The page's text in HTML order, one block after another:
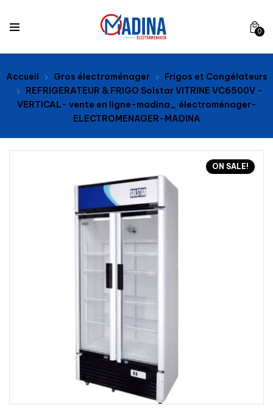
0
Accueil Gros électroménager
Frigos et Congélateurs
REFRIGERATEUR & FRIGO Solstar VITRINE VC6500V -
VERTICAL- vente en ligne-madina_ électroménager-
ELECTROMENAGER-MADINA
ON SALE!